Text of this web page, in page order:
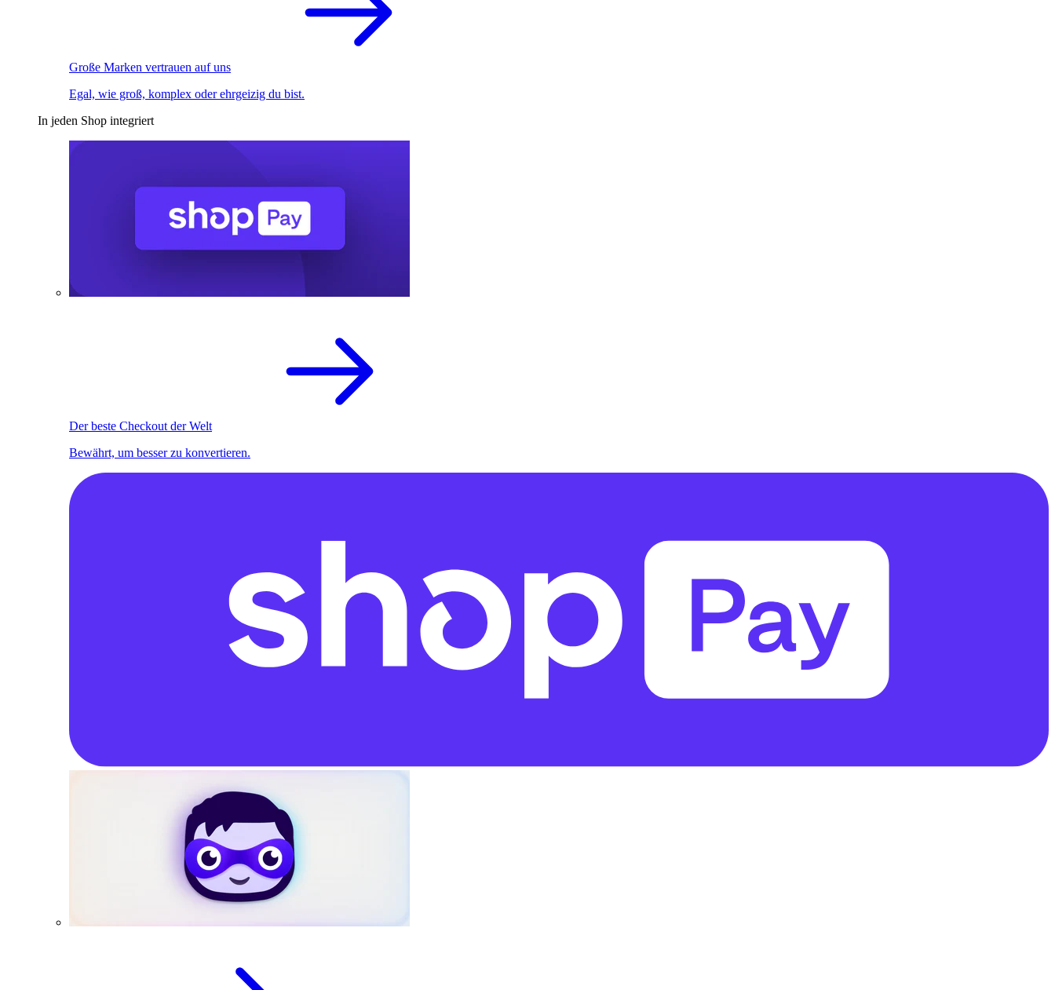
Große Marken vertrauen auf uns
Egal, wie groß, komplex oder ehrgeizig du bist.
In jeden Shop integriert
Der beste Checkout der Welt
Bewährt, um besser zu konvertieren.